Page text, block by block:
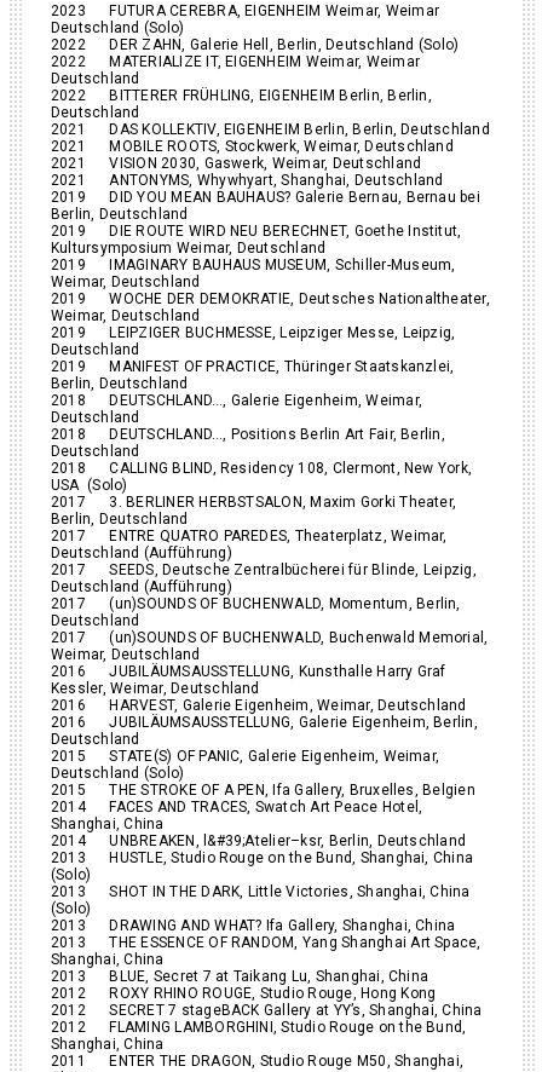
2023 FUTURA CEREBRA, EIGENHEIM Weimar, Weimar
Deutschland (Solo)
2022 DER ZAHN, Galerie Hell, Berlin, Deutschland (Solo)
2022 MATERIALIZE IT, EIGENHEIM Weimar, Weimar
Deutschland
2022 BITTERER FRÜHLING, EIGENHEIM Berlin, Berlin,
Deutschland
2021 DAS KOLLEKTIV, EIGENHEIM Berlin, Berlin, Deutschland
2021 MOBILE ROOTS, Stockwerk, Weimar, Deutschland
2021 VISION 2030, Gaswerk, Weimar, Deutschland
2021 ANTONYMS, Whywhyart, Shanghai, Deutschland
2019 DID YOU MEAN BAUHAUS? Galerie Bernau, Bernau bei
Berlin, Deutschland
2019 DIE ROUTE WIRD NEU BERECHNET, Goethe Institut,
Kultursymposium Weimar, Deutschland
2019 IMAGINARY BAUHAUS MUSEUM, Schiller-Museum,
Weimar, Deutschland
2019 WOCHE DER DEMOKRATIE, Deutsches Nationaltheater,
Weimar, Deutschland
2019 LEIPZIGER BUCHMESSE, Leipziger Messe, Leipzig,
Deutschland
2019 MANIFEST OF PRACTICE, Thüringer Staatskanzlei,
Berlin, Deutschland
2018 DEUTSCHLAND…, Galerie Eigenheim, Weimar,
Deutschland
2018 DEUTSCHLAND…, Positions Berlin Art Fair, Berlin,
Deutschland
2018 CALLING BLIND, Residency 108, Clermont, New York,
USA (Solo)
2017 3. BERLINER HERBSTSALON, Maxim Gorki Theater,
Berlin, Deutschland
2017 ENTRE QUATRO PAREDES, Theaterplatz, Weimar,
Deutschland (Aufführung)
2017 SEEDS, Deutsche Zentralbücherei für Blinde, Leipzig,
Deutschland (Aufführung)
2017 (un)SOUNDS OF BUCHENWALD, Momentum, Berlin,
Deutschland
2017 (un)SOUNDS OF BUCHENWALD, Buchenwald Memorial,
Weimar, Deutschland
2016 JUBILÄUMSAUSSTELLUNG, Kunsthalle Harry Graf
Kessler, Weimar, Deutschland
2016 HARVEST, Galerie Eigenheim, Weimar, Deutschland
2016 JUBILÄUMSAUSSTELLUNG, Galerie Eigenheim, Berlin,
Deutschland
2015 STATE(S) OF PANIC, Galerie Eigenheim, Weimar,
Deutschland (Solo)
2015 THE STROKE OF A PEN, Ifa Gallery, Bruxelles, Belgien
2014 FACES AND TRACES, Swatch Art Peace Hotel,
Shanghai, China
2014 UNBREAKEN, l&#39;Atelier–ksr, Berlin, Deutschland
2013 HUSTLE, Studio Rouge on the Bund, Shanghai, China
(Solo)
2013 SHOT IN THE DARK, Little Victories, Shanghai, China
(Solo)
2013 DRAWING AND WHAT? Ifa Gallery, Shanghai, China
2013 THE ESSENCE OF RANDOM, Yang Shanghai Art Space,
Shanghai, China
2013 BLUE, Secret 7 at Taikang Lu, Shanghai, China
2012 ROXY RHINO ROUGE, Studio Rouge, Hong Kong
2012 SECRET 7 stageBACK Gallery at YY’s, Shanghai, China
2012 FLAMING LAMBORGHINI, Studio Rouge on the Bund,
Shanghai, China
2011 ENTER THE DRAGON, Studio Rouge M50, Shanghai,